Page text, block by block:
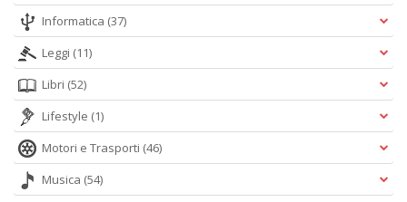
Informatica (37)
Leggi (11)
Libri (52)
Lifestyle (1)
Motori e Trasporti (46)
Musica (54)